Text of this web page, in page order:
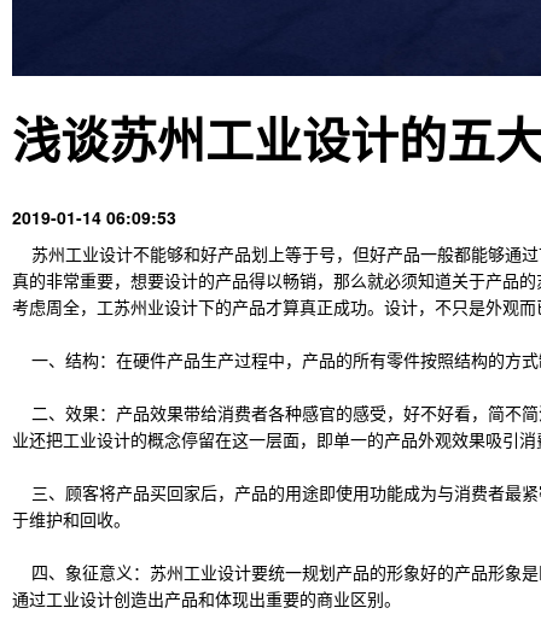
浅谈苏州工业设计的五
2019-01-14 06:09:53
苏州工业设计不能够和好产品划上等于号，但好产品一般都能够通
真的非常重要，想要设计的产品得以畅销，那么就必须知道关于产品
考虑周全，工苏州业设计下的产品才算真正成功。设计，不只是外观而
一、结构：在硬件产品生产过程中，产品的所有零件按照结构的方
二、效果：产品效果带给消费者各种感官的感受，好不好看，简不
业还把工业设计的概念停留在这一层面，即单一的产品外观效果吸引消
三、顾客将产品买回家后，产品的用途即使用功能成为与消费者最
于维护和回收。
四、象征意义：苏州工业设计要统一规划产品的形象好的产品形象
通过工业设计创造出产品和体现出重要的商业区别。